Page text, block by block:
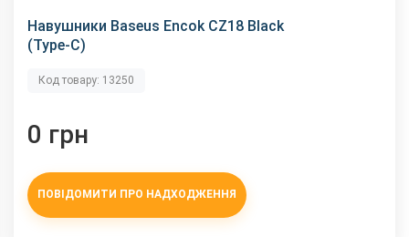
Навушники Baseus Encok CZ18 Black
(Type-C)
Код товару: 13250
0 грн
ПОВІДОМИТИ ПРО НАДХОДЖЕННЯ